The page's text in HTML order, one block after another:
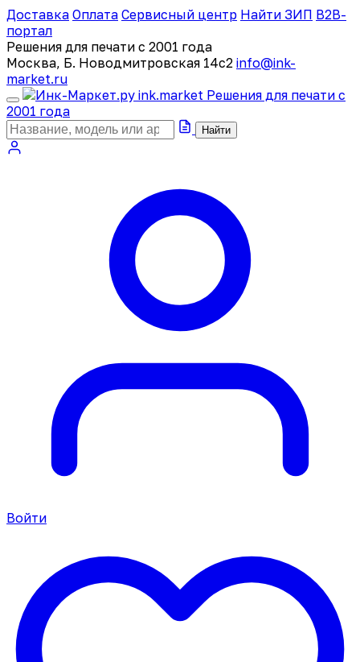
Доставка Оплата Сервисный центр Найти ЗИП B2B-
портал
Решения для печати с 2001 года
Москва, Б. Новодмитровская 14с2 info@ink-
market.ru
ink.market Решения для печати с
2001 года
Найти
Войти